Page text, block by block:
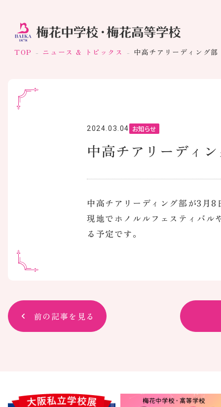
TOP ニュース & トピックス 中高チアリーディング
2024.03.04 お知らせ
中高チアリーディ
中高チアリーディング部が3月
現地でホノルルフェスティバル
る予定です。
前の記事を見る